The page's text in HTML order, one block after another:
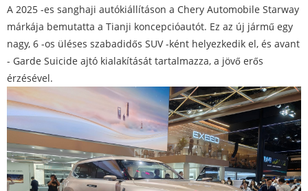
A 2025 -es sanghaji autókiállításon a Chery Automobile Starway
márkája bemutatta a Tianji koncepcióautót. Ez az új jármű egy
nagy, 6 -os üléses szabadidős SUV -ként helyezkedik el, és avant
- Garde Suicide ajtó kialakítását tartalmazza, a jövő erős
érzésével.